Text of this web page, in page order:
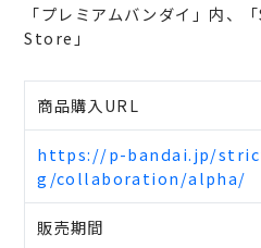
「プレミアムバンダイ」内
Store」
商品購入URL
https://p-bandai.jp/
g/collaboration/alpha/
販売期間